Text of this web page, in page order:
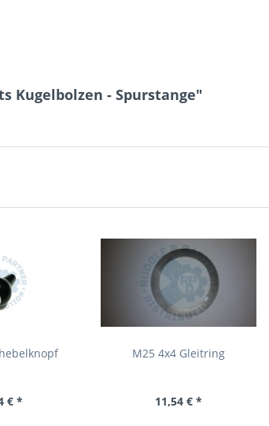
Kugelbolzen - Spurstange"
€ *
M25 4x4 Gleitring
11,54 € *